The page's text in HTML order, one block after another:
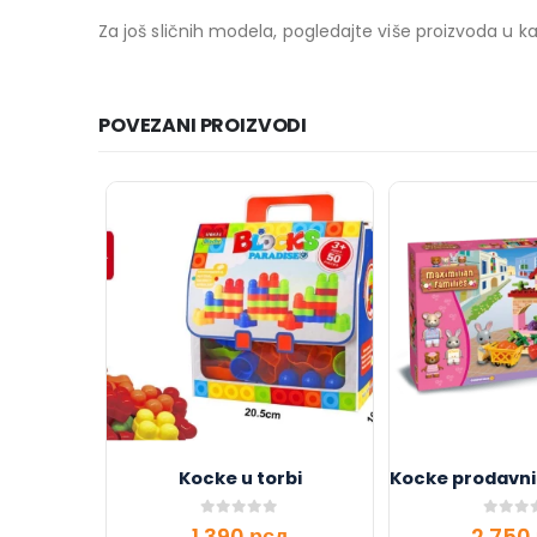
Za još sličnih modela, pogledajte više proizvoda u
POVEZANI PROIZVODI
Kocke u torbi
0out of 5 0out of